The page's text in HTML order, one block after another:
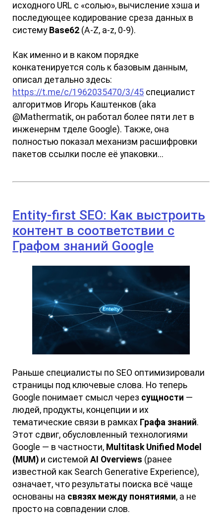
исходного URL с «солью», вычисление хэша и
последующее кодирование среза данных в
систему Base62 (A-Z, a-z, 0-9).
Как именно и в каком порядке
конкатенируется соль к базовым данным,
описал детально здесь:
https://t.me/c/1962035470/3/45 специалист
алгоритмов Игорь Каштенков (aka
@Mathermatik, он работал более пяти лет в
инженернм тделе Google). Также, она
полностью показал механизм расшифровки
пакетов ссылки после её упаковки...
Entity-first SEO: Как выстроить
контент в соответствии с
Графом знаний Google
Раньше специалисты по SEO оптимизировали
страницы под ключевые слова. Но теперь
Google понимает смысл через сущности —
людей, продукты, концепции и их
тематические связи в рамках Графа знаний.
Этот сдвиг, обусловленный технологиями
Google — в частности, Multitask Unified Model
(MUM) и системойAI Overviews (ранее
известной как Search Generative Experience),
означает, что результаты поиска всё чаще
основаны на связях между понятиями, а не
просто на совпадении слов.